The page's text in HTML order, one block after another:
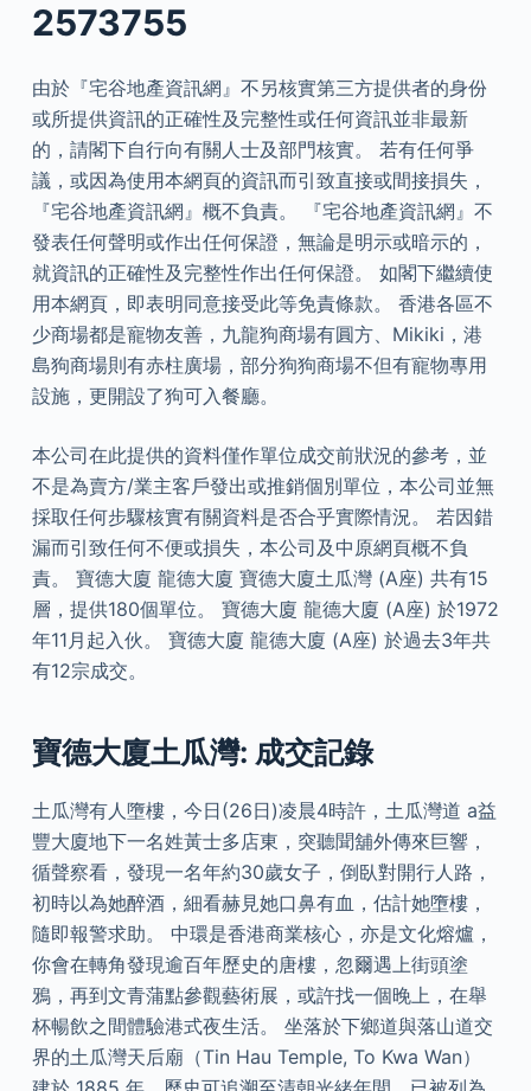
2573755
由於『宅谷地產資訊網』不另核實第三方提供者的身份
或所提供資訊的正確性及完整性或任何資訊並非最新
的，請閣下自行向有關人士及部門核實。 若有任何爭
議，或因為使用本網頁的資訊而引致直接或間接損失，
『宅谷地產資訊網』概不負責。 『宅谷地產資訊網』不
發表任何聲明或作出任何保證，無論是明示或暗示的，
就資訊的正確性及完整性作出任何保證。 如閣下繼續使
用本網頁，即表明同意接受此等免責條款。 香港各區不
少商場都是寵物友善，九龍狗商場有圓方、Mikiki，港
島狗商場則有赤柱廣場，部分狗狗商場不但有寵物專用
設施，更開設了狗可入餐廳。
本公司在此提供的資料僅作單位成交前狀況的參考，並
不是為賣方/業主客戶發出或推銷個別單位，本公司並無
採取任何步驟核實有關資料是否合乎實際情況。 若因錯
漏而引致任何不便或損失，本公司及中原網頁概不負
責。 寶德大廈 龍德大廈 寶德大廈土瓜灣 (A座) 共有15
層，提供180個單位。 寶德大廈 龍德大廈 (A座) 於1972
年11月起入伙。 寶德大廈 龍德大廈 (A座) 於過去3年共
有12宗成交。
寶德大廈土瓜灣: 成交記錄
土瓜灣有人墮樓，今日(26日)凌晨4時許，土瓜灣道 a益
豐大廈地下一名姓黃士多店東，突聽聞舖外傳來巨響，
循聲察看，發現一名年約30歲女子，倒臥對開行人路，
初時以為她醉酒，細看赫見她口鼻有血，估計她墮樓，
隨即報警求助。 中環是香港商業核心，亦是文化熔爐，
你會在轉角發現逾百年歷史的唐樓，忽爾遇上街頭塗
鴉，再到文青蒲點參觀藝術展，或許找一個晚上，在舉
杯暢飲之間體驗港式夜生活。 坐落於下鄉道與落山道交
界的土瓜灣天后廟（Tin Hau Temple, To Kwa Wan）